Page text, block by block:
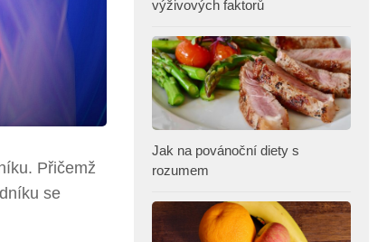
Přičemž
se
výživových faktorů
Jak na povánoční diety s
rozumem